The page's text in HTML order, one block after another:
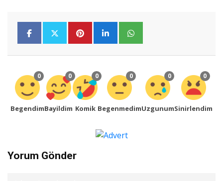
0
Begendim
0
Bayildim
0
Komik
0
Begenmedim
0
Uzgunum
0
Sinirlendim
Yorum Gönder